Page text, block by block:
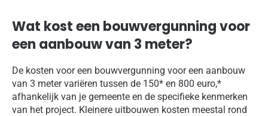
Wat kost een bouwvergunning voor
een aanbouw van 3 meter?
De kosten voor een bouwvergunning voor een aanbouw
van 3 meter variëren tussen de 150* en 800 euro,*
afhankelijk van je gemeente en de specifieke kenmerken
van het project. Kleinere uitbouwen kosten meestal rond